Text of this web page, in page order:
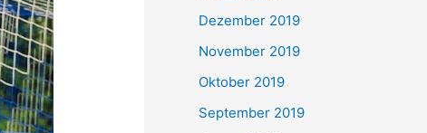
Dezember 2019
November 2019
Oktober 2019
September 2019